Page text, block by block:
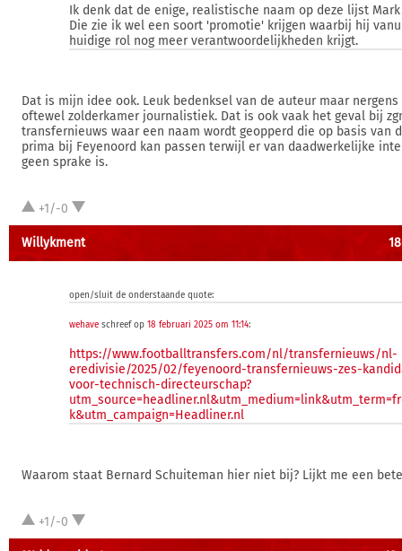
Ik denk dat de enige, realistische naam op deze lijst
Die zie ik wel een soort 'promotie' krijgen waarbij hij
huidige rol nog meer verantwoordelijkheden krijgt.
Dat is mijn idee ook. Leuk bedenksel van de auteur maar nergens
oftewel zolderkamer journalistiek. Dat is ook vaak het geval bij
transfernieuws waar een naam wordt geopperd die op basis van
prima bij Feyenoord kan passen terwijl er van daadwerkelijke
geen sprake is.
+1/-0
Willykment
open/sluit de onderstaande quote:
wehaveschreef op 18 februari 2025 om 11:14:
https://www.footballtransfers.com/nl/transfernieuws/nl-
eredivisie/2025/02/feyenoord-transfernieuws-zes-
voor-technisch-directeurschap?
k&utm_campaign=Headliner.nl
Waarom staat Bernard Schuiteman hier niet bij? Lijkt me een
+1/-0